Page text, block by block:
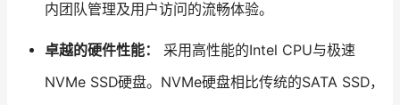
内团队管理及用户访问的流畅体验。
卓越的硬件性能：
采用高性能的Intel CPU与极速
NVMe SSD硬盘。NVMe硬盘相比传统的SATA SSD，